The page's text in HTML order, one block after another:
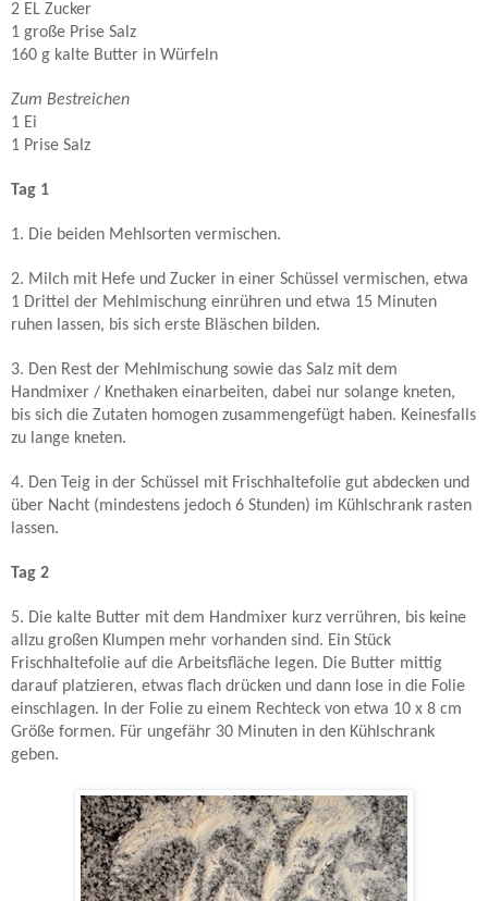
2 EL Zucker
1 große Prise Salz
160 g kalte Butter in Würfeln
Zum Bestreichen
1 Ei
1 Prise Salz
Tag 1
1. Die beiden Mehlsorten vermischen.
2. Milch mit Hefe und Zucker in einer Schüssel vermischen, etwa
1 Drittel der Mehlmischung einrühren und etwa 15 Minuten
ruhen lassen, bis sich erste Bläschen bilden.
3. Den Rest der Mehlmischung sowie das Salz mit dem
Handmixer / Knethaken einarbeiten, dabei nur solange kneten,
bis sich die Zutaten homogen zusammengefügt haben. Keinesfalls
zu lange kneten.
4. Den Teig in der Schüssel mit Frischhaltefolie gut abdecken und
über Nacht (mindestens jedoch 6 Stunden) im Kühlschrank rasten
lassen.
Tag 2
5. Die kalte Butter mit dem Handmixer kurz verrühren, bis keine
allzu großen Klumpen mehr vorhanden sind. Ein Stück
Frischhaltefolie auf die Arbeitsfläche legen. Die Butter mittig
darauf platzieren, etwas flach drücken und dann lose in die Folie
einschlagen. In der Folie zu einem Rechteck von etwa 10 x 8 cm
Größe formen. Für ungefähr 30 Minuten in den Kühlschrank
geben.